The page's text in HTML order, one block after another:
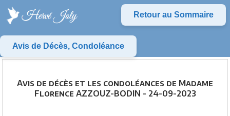
Retour au Sommaire
Avis de Décès, Condoléance
Avis de décès et les condoléances de Madame
Florence AZZOUZ-BODIN - 24-09-2023